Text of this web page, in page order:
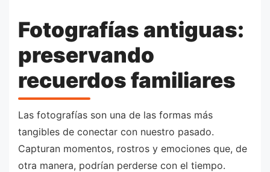
Fotografías antiguas:
preservando
recuerdos familiares
Las fotografías son una de las formas más
tangibles de conectar con nuestro pasado.
Capturan momentos, rostros y emociones que, de
otra manera, podrían perderse con el tiempo.